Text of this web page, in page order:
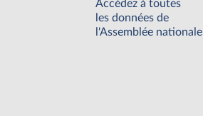
Accédez à toutes
les données de
l'Assemblée nationale